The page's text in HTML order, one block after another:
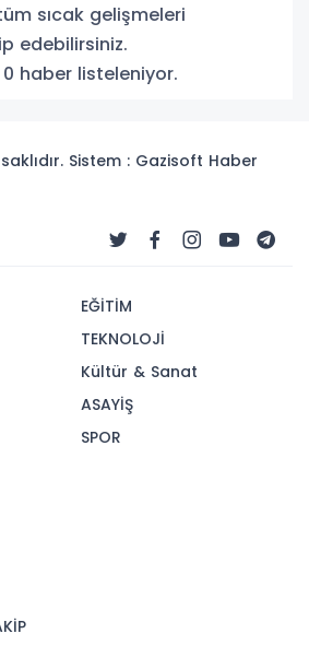
sıcak gelişmeleri
edebilirsiniz.
haber listeleniyor.
Sistem : Gazisoft Haber
EĞİTİM
TEKNOLOJİ
Kültür & Sanat
ASAYİŞ
SPOR